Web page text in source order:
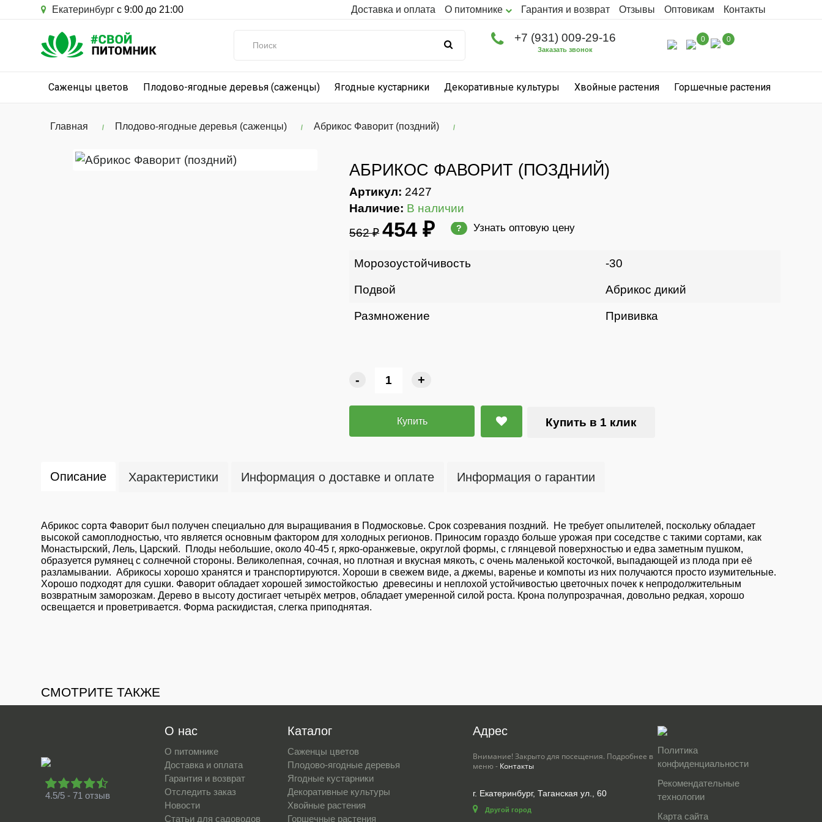
Екатеринбург с 9:00 до 21:00 Доставка и оплата О питомнике Гарантия и возврат Отзывы Оптовикам Контакты
+7 (931) 009-29-16
Заказать звонок
0 0
Саженцы цветов Плодово-ягодные деревья (саженцы) Ягодные кустарники Декоративные культуры Хвойные растения Горшечные растения
Главная Плодово-ягодные деревья (саженцы) Абрикос Фаворит (поздний)
АБРИКОС ФАВОРИТ (ПОЗДНИЙ)
Артикул: 2427
Наличие: В наличии
562 ₽ 454 ₽ ? Узнать оптовую цену
Морозоустойчивость -30
Подвой Абрикос дикий
Размножение Прививка
- +
Купить Купить в 1 клик
Описание Характеристики Информация о доставке и оплате Информация о гарантии
Абрикос сорта Фаворит был получен специально для выращивания в Подмосковье. Срок созревания поздний. Не требует опылителей, поскольку обладает
высокой самоплодностью, что является основным фактором для холодных регионов. Приносим гораздо больше урожая при соседстве с такими сортами, как
Монастырский, Лель, Царский. Плоды небольшие, около 40-45 г, ярко-оранжевые, округлой формы, с глянцевой поверхностью и едва заметным пушком,
образуется румянец с солнечной стороны. Великолепная, сочная, но плотная и вкусная мякоть, с очень маленькой косточкой, выпадающей из плода при её
разламывании. Абрикосы хорошо хранятся и транспортируются. Хороши в свежем виде, а джемы, варенье и компоты из них получаются просто изумительные.
Хорошо подходят для сушки. Фаворит обладает хорошей зимостойкостью древесины и неплохой устойчивостью цветочных почек к непродолжительным
возвратным заморозкам. Дерево в высоту достигает четырёх метров, обладает умеренной силой роста. Крона полупрозрачная, довольно редкая, хорошо
освещается и проветривается. Форма раскидистая, слегка приподнятая.
СМОТРИТЕ ТАКЖЕ
4.5/5 - 71 отзыв
О нас
О питомнике
Доставка и оплата
Гарантия и возврат
Отследить заказ
Новости
Статьи для садоводов
Каталог
Саженцы цветов
Плодово-ягодные деревья
Ягодные кустарники
Декоративные культуры
Хвойные растения
Горшечные растения
Адрес
Внимание! Закрыто для посещения. Подробнее в
меню - Контакты
г. Екатеринбург, Таганская ул., 60
Другой город
Политика
конфиденциальности
Рекомендательные
технологии
Карта сайта